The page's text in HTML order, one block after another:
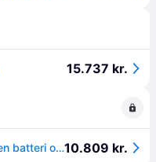
15.737 kr.
Makita LM001CZ Plæneklipper uden batteri og oplader10.809 kr.